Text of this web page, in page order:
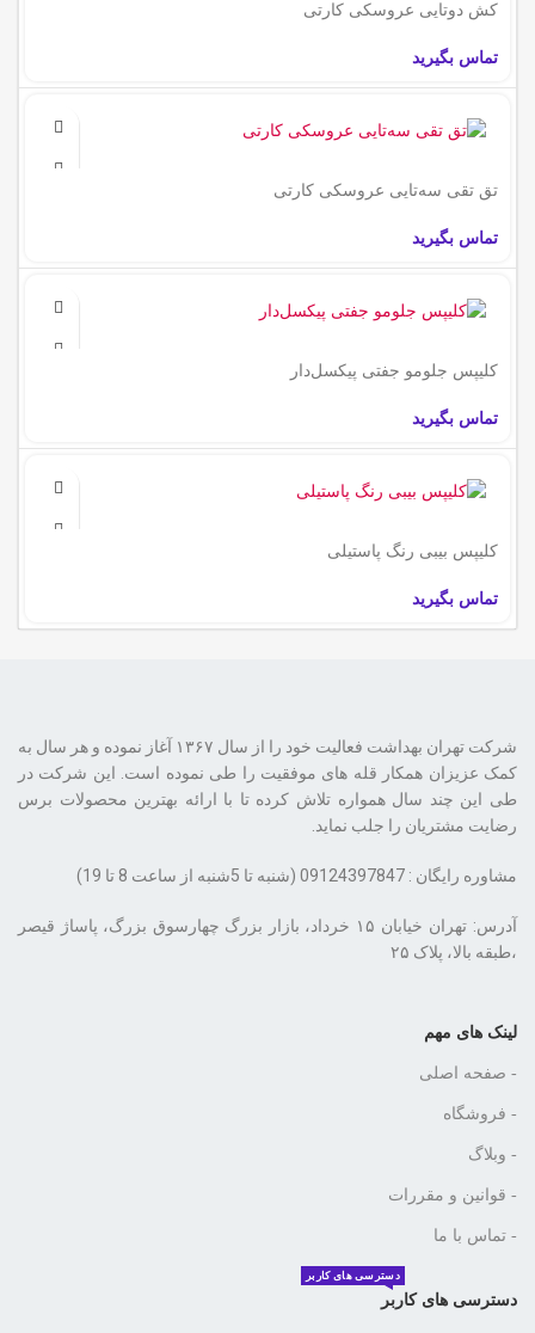
کش دو‌تایی عروسکی کارتی
تماس بگیرید
تق تقی سه‌تایی عروسکی کارتی
تماس بگیرید
کلیپس جلومو جفتی پیکسل‌دار
تماس بگیرید
کلیپس بیبی رنگ پاستیلی
تماس بگیرید
شرکت تهران بهداشت فعالیت خود را از سال ۱۳۶۷ آغاز نموده و هر سال به
کمک عزیزان همکار قله های موفقیت را طی نموده است. این شرکت در
طی این چند سال همواره تلاش کرده تا با ارائه بهترین محصولات برس
رضایت مشتریان را جلب نماید.
مشاوره رایگان : 09124397847 (شنبه تا 5شنبه از ساعت 8 تا 19)
،طبقه بالا، پلاک ۲۵
لینک های مهم
- صفحه اصلی
- فروشگاه
- وبلاگ
- قوانین و مقررات
- تماس با ما
دسترسی های کاربر
دسترسی های کاربر